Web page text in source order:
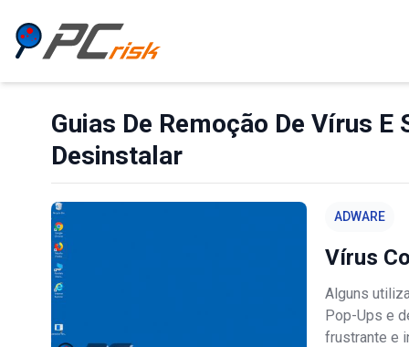
Guias De Remoção De Vírus
Desinstalar
ADWARE
Vírus
Alguns
Pop-Ups e
frustrante e